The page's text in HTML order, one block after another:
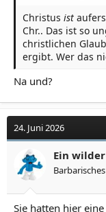
Christus ist
Chr.. Das ist so
christlichen
ergibt. Wer das
Na und?
24. Juni 2026
Ein
Sie hatten hier